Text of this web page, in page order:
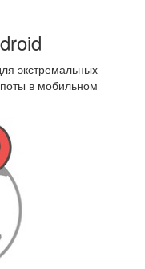
экстремальных
в мобильном